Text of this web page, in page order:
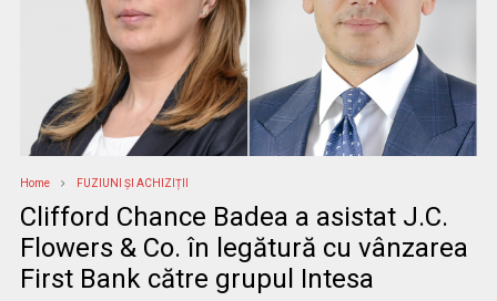
Home FUZIUNI ȘI ACHIZIȚII
Clifford Chance Badea a asistat J.C.
Flowers & Co. în legătură cu vânzarea
First Bank către grupul Intesa